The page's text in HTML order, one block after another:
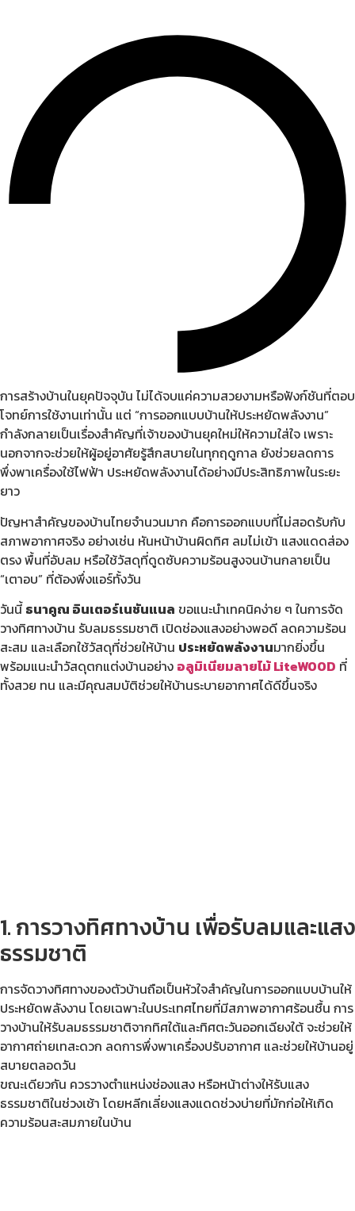
การสร้างบ้านในยุคปัจจุบัน ไม่ได้จบแค่ความสวยงามหรือฟังก์ชันที่ตอบ
โจทย์การใช้งานเท่านั้น แต่ “การออกแบบบ้านให้ประหยัดพลังงาน”
กำลังกลายเป็นเรื่องสำคัญที่เจ้าของบ้านยุคใหม่ให้ความใส่ใจ เพราะ
นอกจากจะช่วยให้ผู้อยู่อาศัยรู้สึกสบายในทุกฤดูกาล ยังช่วยลดการ
พึ่งพาเครื่องใช้ไฟฟ้า ประหยัดพลังงานได้อย่างมีประสิทธิภาพในระยะ
ยาว
ปัญหาสำคัญของบ้านไทยจำนวนมาก คือการออกแบบที่ไม่สอดรับกับ
สภาพอากาศจริง อย่างเช่น หันหน้าบ้านผิดทิศ ลมไม่เข้า แสงแดดส่อง
ตรง พื้นที่อับลม หรือใช้วัสดุที่ดูดซับความร้อนสูงจนบ้านกลายเป็น
“เตาอบ” ที่ต้องพึ่งแอร์ทั้งวัน
วันนี้ธนาคูณ อินเตอร์เนชันแนล ขอแนะนำเทคนิคง่าย ๆ ในการจัด
วางทิศทางบ้าน รับลมธรรมชาติ เปิดช่องแสงอย่างพอดี ลดความร้อน
สะสม และเลือกใช้วัสดุที่ช่วยให้บ้าน ประหยัดพลังงานมากยิ่งขึ้น
พร้อมแนะนำวัสดุตกแต่งบ้านอย่าง อลูมิเนียมลายไม้ LiteWOOD ที่
ทั้งสวย ทน และมีคุณสมบัติช่วยให้บ้านระบายอากาศได้ดีขึ้นจริง
1. การวางทิศทางบ้าน เพื่อรับลมและแสง
ธรรมชาติ
การจัดวางทิศทางของตัวบ้านถือเป็นหัวใจสำคัญในการออกแบบบ้านให้
ประหยัดพลังงาน โดยเฉพาะในประเทศไทยที่มีสภาพอากาศร้อนชื้น การ
วางบ้านให้รับลมธรรมชาติจากทิศใต้และทิศตะวันออกเฉียงใต้ จะช่วยให้
อากาศถ่ายเทสะดวก ลดการพึ่งพาเครื่องปรับอากาศ และช่วยให้บ้านอยู่
สบายตลอดวัน
ขณะเดียวกัน ควรวางตำแหน่งช่องแสง หรือหน้าต่างให้รับแสง
ธรรมชาติในช่วงเช้า โดยหลีกเลี่ยงแสงแดดช่วงบ่ายที่มักก่อให้เกิด
ความร้อนสะสมภายในบ้าน